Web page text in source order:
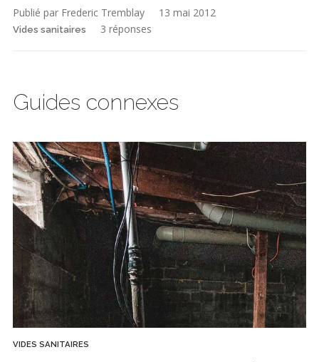
Publié par Frederic Tremblay 13 mai 2012
Vides sanitaires 3 réponses
Guides connexes
VIDES SANITAIRES